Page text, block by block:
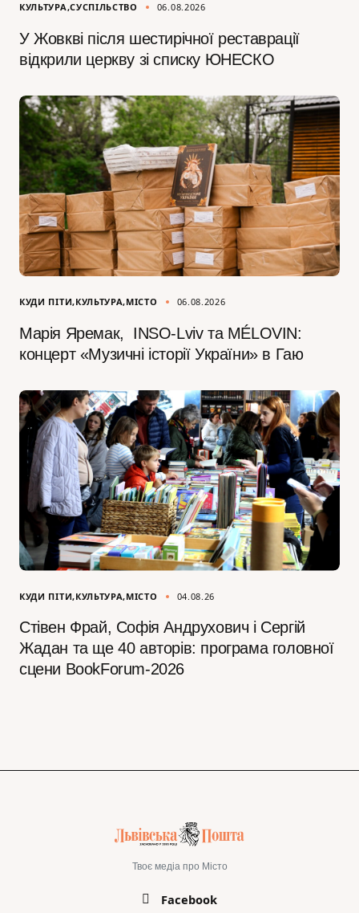
КУЛЬТУРА СУСПІЛЬСТВО 06.08.2026
У Жовкві після шестирічної реставрації
відкрили церкву зі списку ЮНЕСКО
КУДИ ПІТИ КУЛЬТУРА МІСТО 06.08.2026
Марія Яремак, INSO-Lviv та MÉLOVIN:
концерт «Музичні історії України» в Гаю
КУДИ ПІТИ КУЛЬТУРА МІСТО 04.08.26
Стівен Фрай, Софія Андрухович і Сергій
Жадан та ще 40 авторів: програма головної
сцени BookForum-2026
Твоє медіа про Місто
Facebook